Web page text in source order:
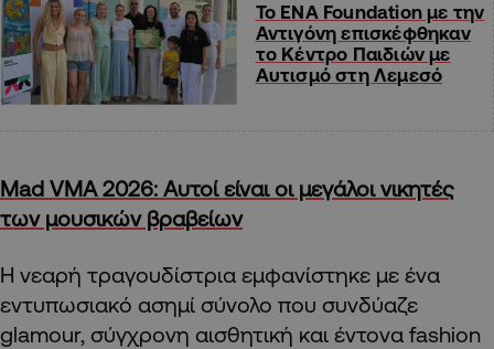
Το ENA Foundation με την
Αντιγόνη επισκέφθηκαν
το Κέντρο Παιδιών με
Αυτισμό στη Λεμεσό
Mad VMA 2026: Αυτοί είναι οι μεγάλοι νικητές
των μουσικών βραβείων
Η νεαρή τραγουδίστρια εμφανίστηκε με ένα
εντυπωσιακό ασημί σύνολο που συνδύαζε
glamour, σύγχρονη αισθητική και έντονα fashion